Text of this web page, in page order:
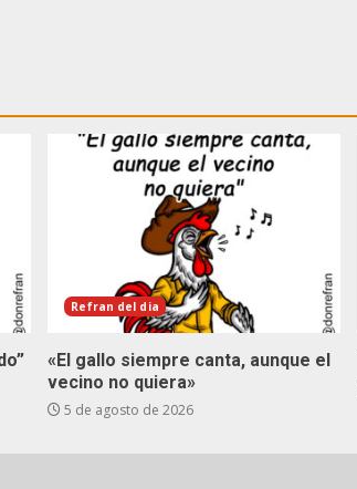
Refran del dia
«El gallo siempre canta, aunque el
vecino no quiera»
5 de agosto de 2026